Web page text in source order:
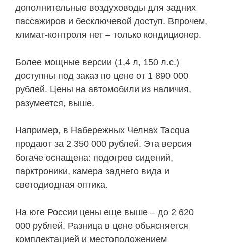
дополнительные воздуховоды для задних
пассажиров и бесключевой доступ. Впрочем,
климат-контроля нет – только кондиционер.
Более мощные версии (1,4 л, 150 л.с.)
доступны под заказ по цене от 1 890 000
рублей. Цены на автомобили из наличия,
разумеется, выше.
Например, в Набережных Челнах Tacqua
продают за 2 350 000 рублей. Эта версия
богаче оснащена: подогрев сидений,
парктроники, камера заднего вида и
светодиодная оптика.
На юге России цены еще выше – до 2 620
000 рублей. Разница в цене объясняется
комплектацией и местоположением